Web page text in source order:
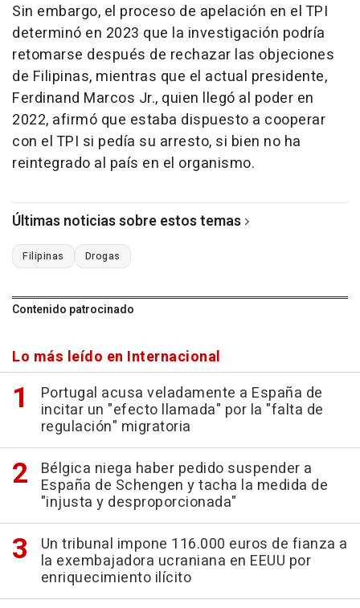
Sin embargo, el proceso de apelación en el TPI
determinó en 2023 que la investigación podría
retomarse después de rechazar las objeciones
de Filipinas, mientras que el actual presidente,
Ferdinand Marcos Jr., quien llegó al poder en
2022, afirmó que estaba dispuesto a cooperar
con el TPI si pedía su arresto, si bien no ha
reintegrado al país en el organismo.
Últimas noticias sobre estos temas
Filipinas Drogas
Contenido patrocinado
Lo más leído en Internacional
Portugal acusa veladamente a España de
incitar un "efecto llamada" por la "falta de
regulación" migratoria
Bélgica niega haber pedido suspender a
España de Schengen y tacha la medida de
"injusta y desproporcionada"
Un tribunal impone 116.000 euros de fianza a
la exembajadora ucraniana en EEUU por
enriquecimiento ilícito